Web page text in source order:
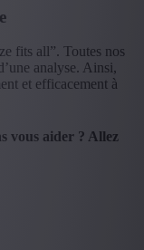
fits all”. Toutes nos
analyse. Ainsi,
et efficacement à
vous aider ? Allez